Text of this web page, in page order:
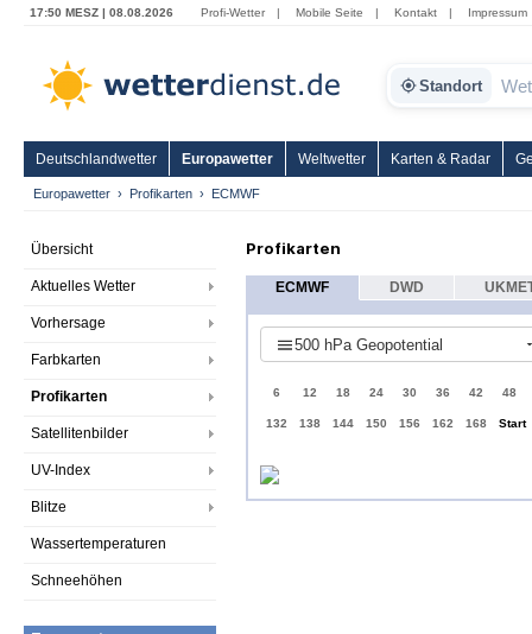
17:50 MESZ | 08.08.2026 Profi-Wetter | Mobile Seite | Kontakt | Impressum
Standort
Deutschlandwetter Europawetter Weltwetter Karten & Radar
Europawetter Profikarten ECMWF
Übersicht
Aktuelles Wetter
Vorhersage
Farbkarten
Profikarten
Satellitenbilder
UV-Index
Blitze
Wassertemperaturen
Schneehöhen
Profikarten
ECMWF DWD
500 hPa Geopotential
6 12 18 24 30 36 42 48
132 138 144 150 156 162 168 Start